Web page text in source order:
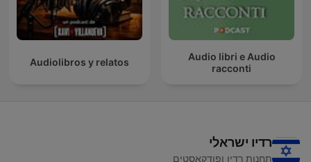
Audio libri e Audio
racconti
Audiolibros y relatos
רדיו ישראלי
תחנות רדיו ופודקאסטים